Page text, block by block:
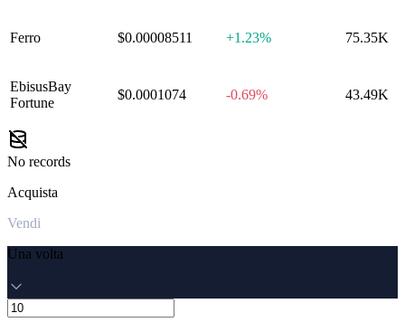
Ferro $0.00008511 +1.23% 75.35K
EbisusBay
Fortune
$0.0001074 -0.69% 43.49K
No records
Acquista
Vendi
Una volta